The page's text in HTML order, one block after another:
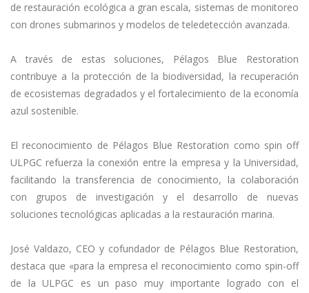
de restauración ecológica a gran escala, sistemas de monitoreo
con drones submarinos y modelos de teledetección avanzada.
A través de estas soluciones, Pélagos Blue Restoration
contribuye a la protección de la biodiversidad, la recuperación
de ecosistemas degradados y el fortalecimiento de la economía
azul sostenible.
El reconocimiento de Pélagos Blue Restoration como spin off
ULPGC refuerza la conexión entre la empresa y la Universidad,
facilitando la transferencia de conocimiento, la colaboración
con grupos de investigación y el desarrollo de nuevas
soluciones tecnológicas aplicadas a la restauración marina.
José Valdazo, CEO y cofundador de Pélagos Blue Restoration,
destaca que «para la empresa el reconocimiento como spin-off
de la ULPGC es un paso muy importante logrado con el